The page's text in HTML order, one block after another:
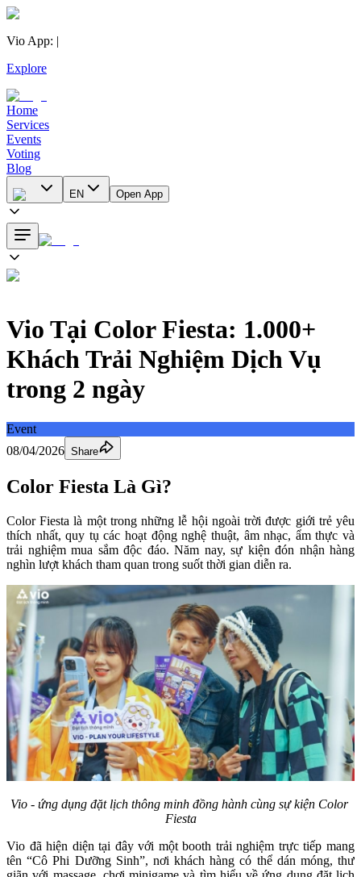
Vio App: |
Explore
Home
Services
Events
Voting
Blog
EN Open App
Vio Tại Color Fiesta: 1.000+
Khách Trải Nghiệm Dịch Vụ
trong 2 ngày
Event
08/04/2026 Share
Color Fiesta Là Gì?
Color Fiesta là một trong những lễ hội ngoài trời được giới trẻ yêu
thích nhất, quy tụ các hoạt động nghệ thuật, âm nhạc, ẩm thực và
trải nghiệm mua sắm độc đáo. Năm nay, sự kiện đón nhận hàng
nghìn lượt khách tham quan trong suốt thời gian diễn ra.
Vio - ứng dụng đặt lịch thông minh đồng hành cùng sự kiện Color
Fiesta
Vio đã hiện diện tại đây với một booth trải nghiệm trực tiếp mang
tên “Cô Phi Dưỡng Sinh”, nơi khách hàng có thể dán móng, thư